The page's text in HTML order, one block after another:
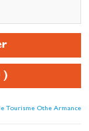
)
Tourisme Othe Armance